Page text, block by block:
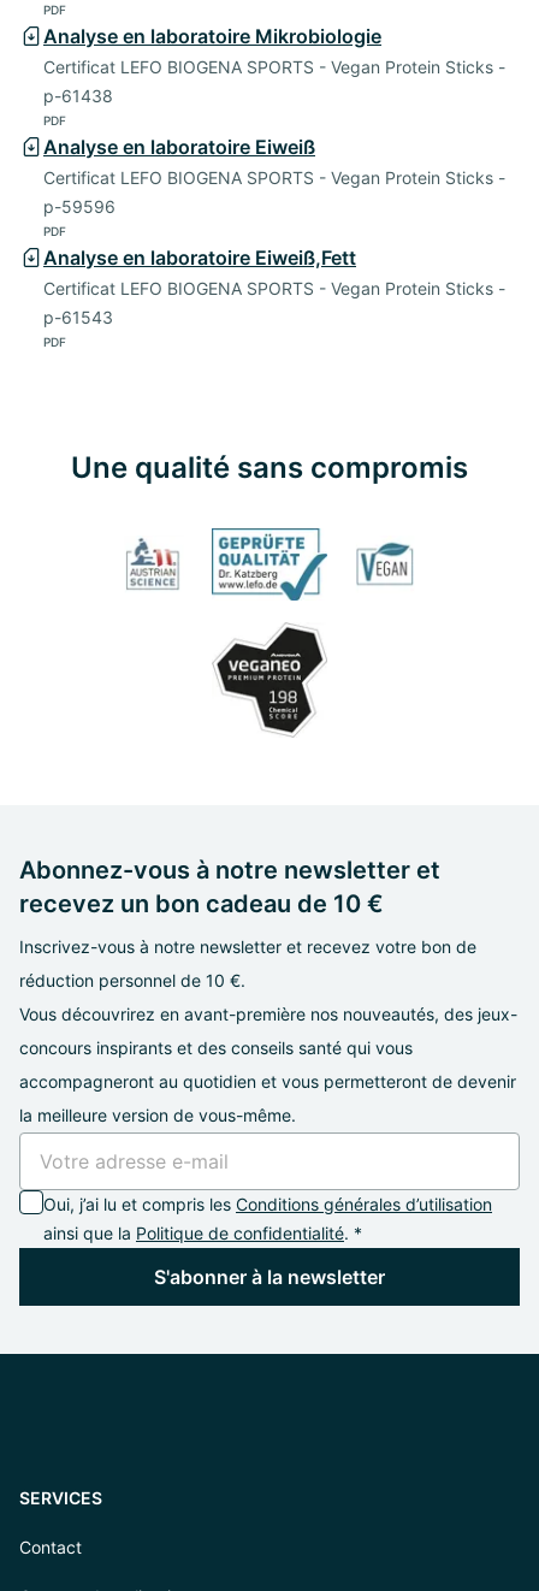
PDF
Analyse en laboratoire Mikrobiologie
Certificat LEFO BIOGENA SPORTS - Vegan Protein Sticks -
p-61438
PDF
Analyse en laboratoire Eiweiß
Certificat LEFO BIOGENA SPORTS - Vegan Protein Sticks -
p-59596
PDF
Analyse en laboratoire Eiweiß,Fett
Certificat LEFO BIOGENA SPORTS - Vegan Protein Sticks -
p-61543
PDF
Une qualité sans compromis
Abonnez-vous à notre newsletter et
recevez un bon cadeau de 10 €
Inscrivez-vous à notre newsletter et recevez votre bon de
réduction personnel de 10 €.
Vous découvrirez en avant-première nos nouveautés, des jeux-
concours inspirants et des conseils santé qui vous
accompagneront au quotidien et vous permetteront de devenir
la meilleure version de vous-même.
Oui, j’ai lu et compris les Conditions générales d’utilisation
ainsi que la Politique de confidentialité. *
S'abonner à la newsletter
SERVICES
Contact